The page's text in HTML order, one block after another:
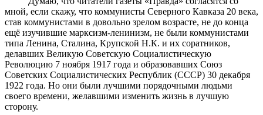
мной, если скажу, что коммунисты Северного Кавказа 20 века,
став коммунистами в довольно зрелом возрасте, не до конца
ещё изучившие марксизм-ленинизм, не были коммунистами
типа Ленина, Сталина, Крупской Н.К. и их соратников,
делавших Великую Советскую Социалистическую
Революцию 7 ноября 1917 года и образовавших Союз
Советских Социалистических Республик (СССР) 30 декабря
1922 года. Но они были лучшими порядочными людьми
своего времени, желавшими изменить жизнь в лучшую
сторону.